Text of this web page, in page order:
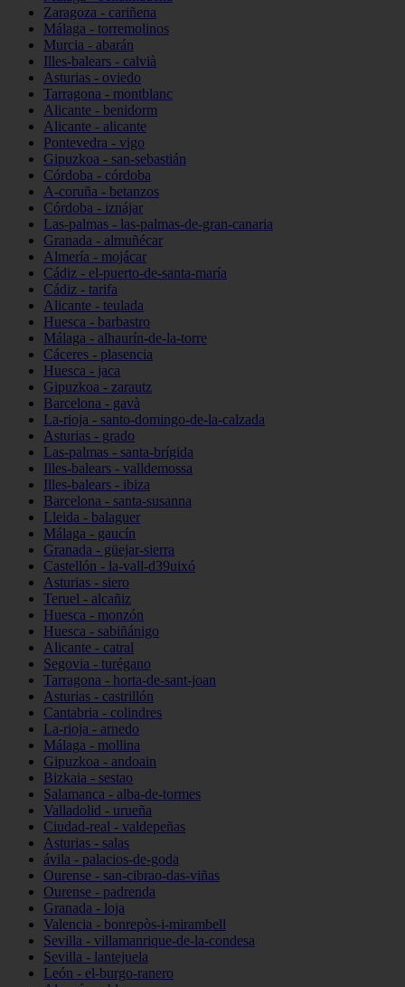
Zaragoza - cariñena
Málaga - torremolinos
Murcia - abarán
Illes-balears - calvià
Asturias - oviedo
Tarragona - montblanc
Alicante - benidorm
Alicante - alicante
Pontevedra - vigo
Gipuzkoa - san-sebastián
Córdoba - córdoba
A-coruña - betanzos
Córdoba - iznájar
Las-palmas - las-palmas-de-gran-canaria
Granada - almuñécar
Almería - mojácar
Cádiz - el-puerto-de-santa-maría
Cádiz - tarifa
Alicante - teulada
Huesca - barbastro
Málaga - alhaurín-de-la-torre
Cáceres - plasencia
Huesca - jaca
Gipuzkoa - zarautz
Barcelona - gavà
La-rioja - santo-domingo-de-la-calzada
Asturias - grado
Las-palmas - santa-brígida
Illes-balears - valldemossa
Illes-balears - ibiza
Barcelona - santa-susanna
Lleida - balaguer
Málaga - gaucín
Granada - güejar-sierra
Castellón - la-vall-d39uixó
Asturias - siero
Teruel - alcañiz
Huesca - monzón
Huesca - sabiñánigo
Alicante - catral
Segovia - turégano
Tarragona - horta-de-sant-joan
Asturias - castrillón
Cantabria - colindres
La-rioja - arnedo
Málaga - mollina
Gipuzkoa - andoain
Bizkaia - sestao
Salamanca - alba-de-tormes
Valladolid - urueña
Ciudad-real - valdepeñas
Asturias - salas
ávila - palacios-de-goda
Ourense - san-cibrao-das-viñas
Ourense - padrenda
Granada - loja
Valencia - bonrepòs-i-mirambell
Sevilla - villamanrique-de-la-condesa
Sevilla - lantejuela
León - el-burgo-ranero